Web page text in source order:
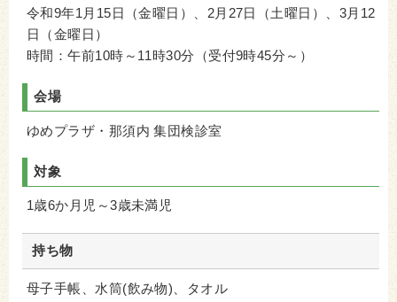
令和9年1月15日（金曜日）、2月27日（土曜日）、3月12
日（金曜日）
時間：午前10時～11時30分（受付9時45分～）
会場
ゆめプラザ・那須内 集団検診室
対象
1歳6か月児～3歳未満児
持ち物
母子手帳、水筒(飲み物)、タオル